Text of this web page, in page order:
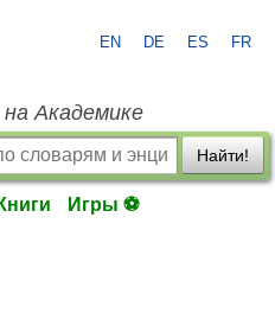
EN DE ES FR
Академике
Найти!
Книги Игры ⚽